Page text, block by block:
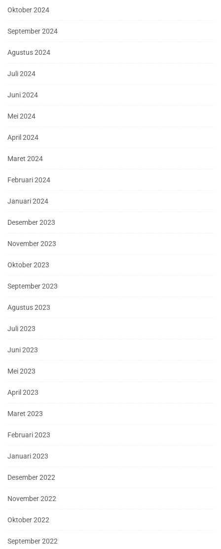
Oktober 2024
September 2024
Agustus 2024
Juli 2024
Juni 2024
Mei 2024
April 2024
Maret 2024
Februari 2024
Januari 2024
Desember 2023
November 2023
Oktober 2023
September 2023
Agustus 2023
Juli 2023
Juni 2023
Mei 2023
April 2023
Maret 2023
Februari 2023
Januari 2023
Desember 2022
November 2022
Oktober 2022
September 2022